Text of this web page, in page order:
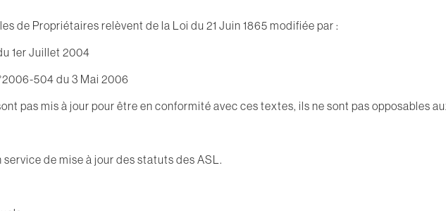
de Propriétaires relèvent de la Loi du 21 Juin 1865 modifiée par :
1er Juillet 2004
504 du 3 Mai 2006
pas mis à jour pour être en conformité avec ces textes, ils ne sont pas opposables
service de mise à jour des statuts des ASL.